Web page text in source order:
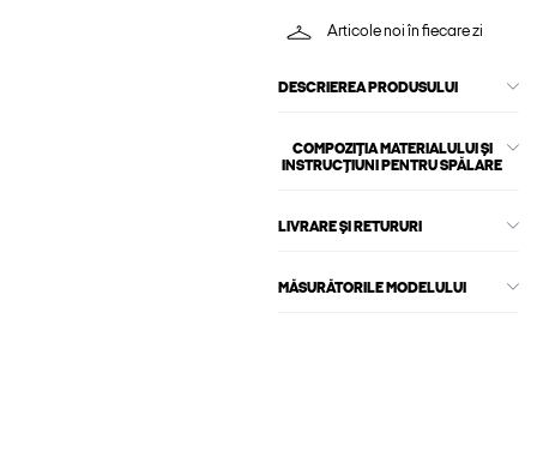
Articole noi în fiecare zi
DESCRIEREA PRODUSULUI
COMPOZIȚIA MATERIALULUI ȘI
INSTRUCȚIUNI PENTRU SPĂLARE
LIVRARE ȘI RETURURI
MĂSURĂTORILE MODELULUI